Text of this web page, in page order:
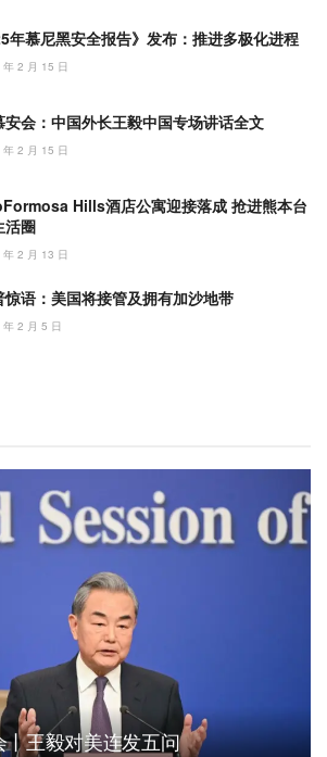
年慕尼黑安全报告》发布：推进多极化进程
2 月 15 日
安会：中国外长王毅中国专场讲话全文
2 月 15 日
Hills酒店公寓迎接落成 抢进熊本台
活圈
2 月 13 日
惊语：美国将接管及拥有加沙地带
2 月 5 日
王毅对美连发五问